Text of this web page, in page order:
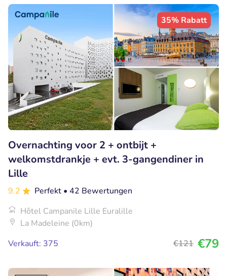
35% Rabatt
Overnachting voor 2 + ontbijt +
welkomstdrankje + evt. 3-gangendiner in
Lille
9.2 Perfekt • 42 Bewertungen
Hôtel Campanile Lille Euralille
La Madeleine (0km)
Verkauft: 375
€121 €79